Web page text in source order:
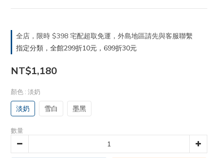
全店，限時 $398 宅配超取免運，外島地區請先與客服聯繫
指定分類，全館299折10元，699折30元
NT$1,180
顏色 : 淡奶
淡奶 雪白 墨黑
數量